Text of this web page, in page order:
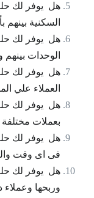
هل يوفر لك
السكنية
هل يوفر لك
الوحدات
هل يوفر لك
العملاء علي
هل يوفر لك
بعملات
هل يوفر لك
فى اى وقت
هل يوفر لك
وربحها